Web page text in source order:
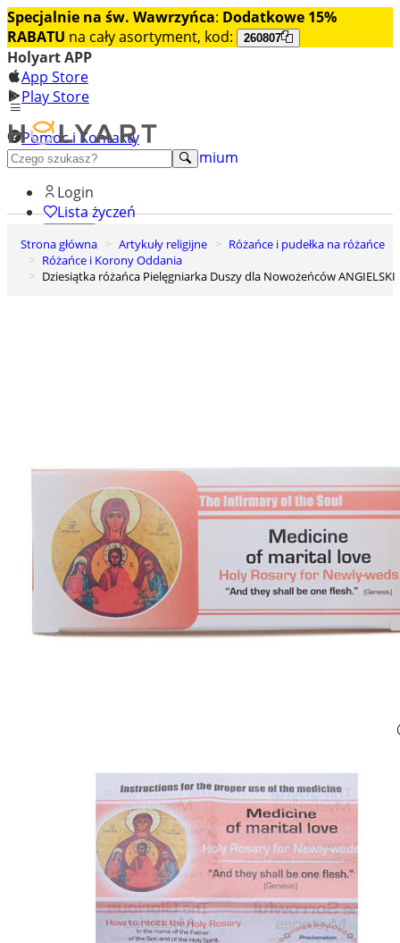
Specjalnie na św. Wawrzyńca: Dodatkowe 15%
RABATU na cały asortyment, kod: 260807
Holyart APP
App Store
Play Store
Pomoc i Kontakty
+48 222 922 860
Odkryj premium
Login
Lista życzeń
0
Koszyk
Strona główna Artykuły religijne
Różańce i pudełka na różańce
Różańce i Korony Oddania
Dziesiątka różańca Pielęgniarka Duszy dla Nowożeńców ANGIELSKI